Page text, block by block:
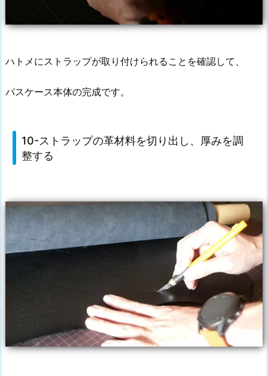
ハトメにストラップが取り付けられることを確認して、
パスケース本体の完成です。
10-ストラップの革材料を切り出し、厚みを調
整する